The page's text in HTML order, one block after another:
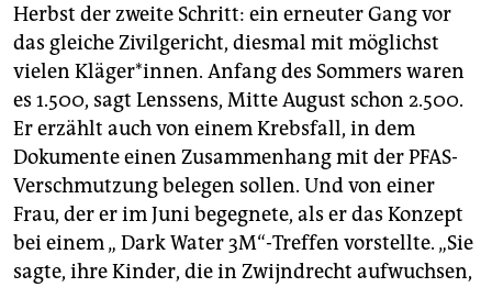
Herbst der zweite Schritt: ein erneuter Gang vor
das gleiche Zivilgericht, diesmal mit möglichst
vielen Kläger*innen. Anfang des Sommers waren
es 1.500, sagt Lenssens, Mitte August schon 2.500.
Er erzählt auch von einem Krebsfall, in dem
Dokumente einen Zusammenhang mit der PFAS-
Verschmutzung belegen sollen. Und von einer
Frau, der er im Juni begegnete, als er das Konzept
bei einem „ Dark Water 3M“-Treffen vorstellte. „Sie
sagte, ihre Kinder, die in Zwijndrecht aufwuchsen,